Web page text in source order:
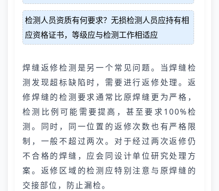
检测人员资质有何要求？无损检测人员应持有相
应资格证书，等级应与检测工作相适应
焊缝返修检测是另一个常见问题。当焊缝检
测发现超标缺陷时，需要进行返修处理。返
修焊缝的检测要求通常比原焊缝更为严格，
检测比例可能需要提高，甚至要求100%检
测。同时，同一位置的返修次数也有严格限
制，一般不超过两次。对于经过两次返修仍
不合格的焊缝，应会同设计单位研究处理方
案。返修区域的检测应特别注意与原焊缝的
交接部位，防止漏检。